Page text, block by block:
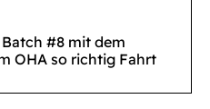
#8 mit dem
OHA so richtig Fahrt